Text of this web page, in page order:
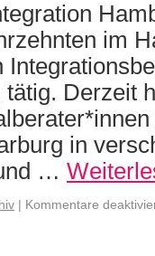
im
Derzeit
in
…
| Kommentare